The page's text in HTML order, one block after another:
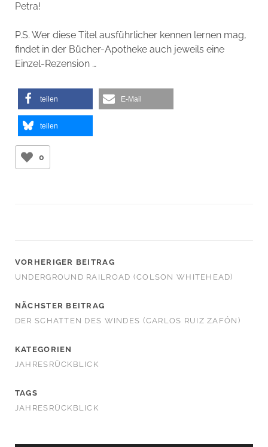
Petra!
P.S. Wer diese Titel ausführlicher kennen lernen mag,
findet in der Bücher-Apotheke auch jeweils eine
Einzel-Rezension …
teilen E-Mail
teilen
0
VORHERIGER BEITRAG
UNDERGROUND RAILROAD (COLSON WHITEHEAD)
NÄCHSTER BEITRAG
DER SCHATTEN DES WINDES (CARLOS RUIZ ZAFÓN)
KATEGORIEN
JAHRESRÜCKBLICK
TAGS
JAHRESRÜCKBLICK